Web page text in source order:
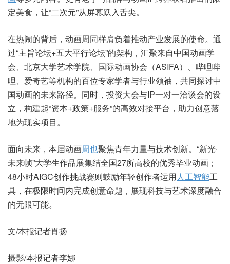
定美食，让“二次元”从屏幕跃入舌尖。
在热闹的背后，动画周同样肩负着推动产业发展的使命。通
过“主旨论坛+五大平行论坛”的架构，汇聚来自中国动画学
会、北京大学艺术学院、国际动画协会（ASIFA）、哔哩哔
哩、爱奇艺等机构的百位专家学者与行业领袖，共同探讨中
国动画的未来路径。同时，投资大会与IP一对一洽谈会的设
立，构建起“资本+政策+服务”的高效对接平台，助力创意落
地为现实项目。
面向未来，本届动画周也聚焦青年力量与技术创新。“新光·
未来帧”大学生作品展集结全国27所高校的优秀毕业动画；
48小时AIGC创作挑战赛则鼓励年轻创作者运用人工智能工
具，在极限时间内完成创意命题，展现科技与艺术深度融合
的无限可能。
文/本报记者肖扬
摄影/本报记者李娜